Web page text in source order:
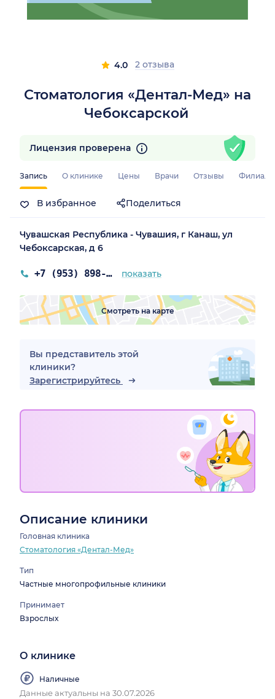
Стоматология «Дентал-Мед» на
Чебоксарской
4.0 2 отзыва
Запись О клинике Цены Врачи Отзывы Филиалы
В избранное Поделиться
Лицензия проверена
Чувашская Республика - Чувашия, г Канаш, ул
Чебоксарская, д 6
+7 (953) 898-02-22 показать
Смотреть на карте
Вы представитель этой
клиники?
Зарегистрируйтесь
Описание клиники
Головная клиника
Стоматология «Дентал-Мед»
Тип
Частные многопрофильные клиники
Принимает
Взрослых
О клинике
Наличные
Данные актуальны на 30.07.2026